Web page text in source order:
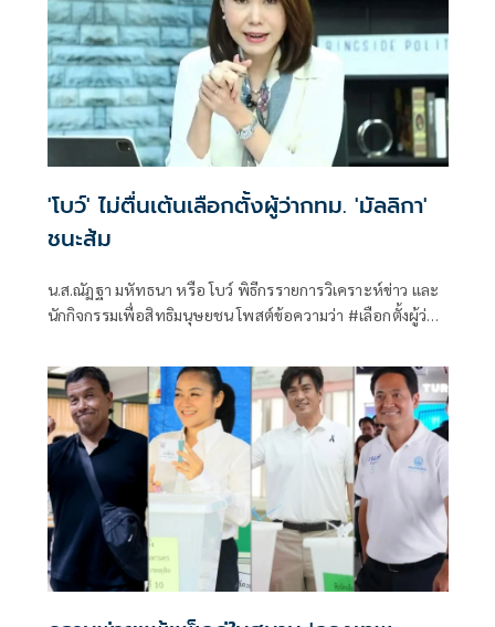
'โบว์' ไม่ตื่นเต้นเลือกตั้งผู้ว่ากทม. 'มัลลิกา'
ชนะส้ม
น.ส.ณัฏฐา มหัทธนา หรือ โบว์ พิธีกรรายการวิเคราะห์ข่าว และ
นักกิจกรรมเพื่อสิทธิมนุษยชน โพสต์ข้อความว่า #เลือกตั้งผู้ว่าก